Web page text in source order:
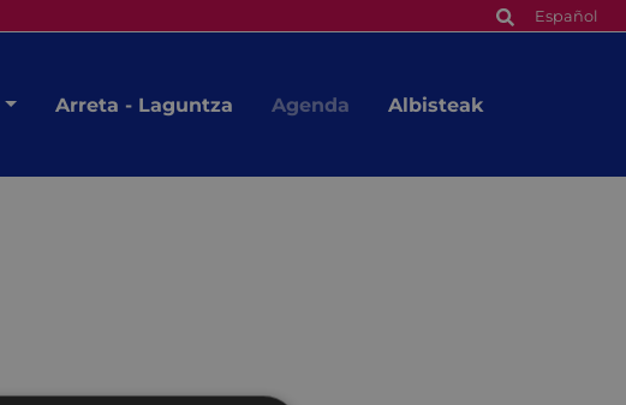
Español
Arreta - Laguntza Agenda Albisteak